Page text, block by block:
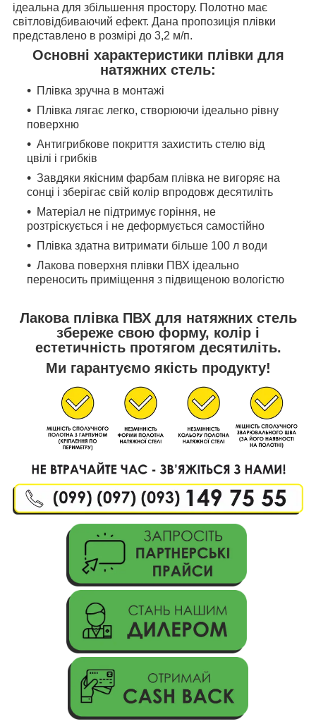
ідеальна для збільшення простору. Полотно має
світловідбиваючий ефект. Дана пропозиція плівки
представлено в розмірі до 3,2 м/п.
Основні характеристики плівки для
натяжних стель:
Плівка зручна в монтажі
Плівка лягає легко, створюючи ідеально рівну
поверхню
Антигрибкове покриття захистить стелю від
цвілі і грибків
Завдяки якісним фарбам плівка не вигоряє на
сонці і зберігає свій колір впродовж десятиліть
Матеріал не підтримує горіння, не
розтріскується і не деформується самостійно
Плівка здатна витримати більше 100 л води
Лакова поверхня плівки ПВХ ідеально
переносить приміщення з підвищеною вологістю
Лакова плівка ПВХ для натяжних стель
збереже свою форму, колір і
естетичність протягом десятиліть.
Ми гарантуємо якість продукту!